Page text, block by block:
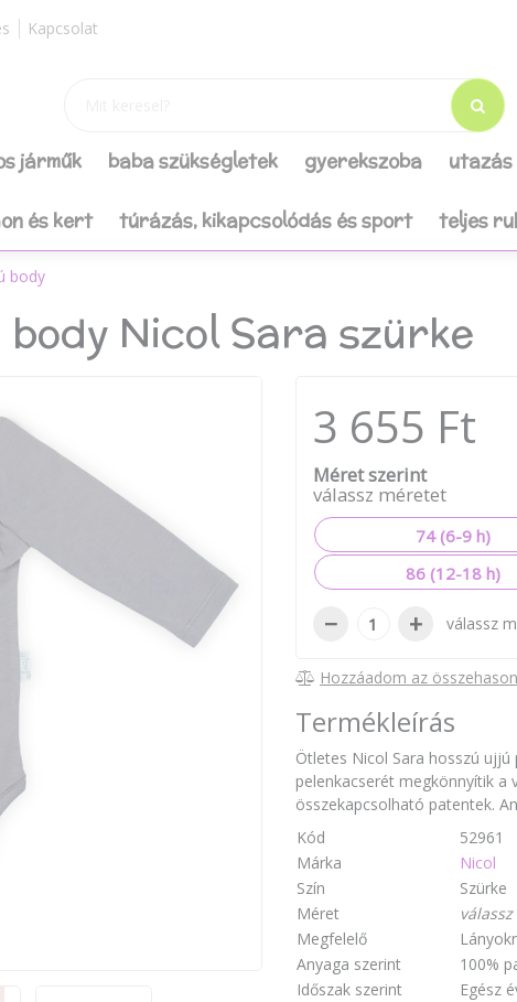
Kapcsolat
járműk baba szükségletek gyerekszoba utazás
és kert túrázás, kikapcsolódás és sport teljes
body
Nicol Sara szürke
3 655 Ft
Méret szerint
válassz méretet
74 (6-9 h)
86 (12-18 h)
− + válassz
Hozzáadom az
Termékleírás
Ötletes Nicol Sara hosszú
pelenkacserét megkönnyítik a
összekapcsolható patentek.
Kód
52961
Márka
Nicol
Szín
Szürke
Méret
Megfelelő
Anyaga szerint
100%
Időszak szerint
Egész